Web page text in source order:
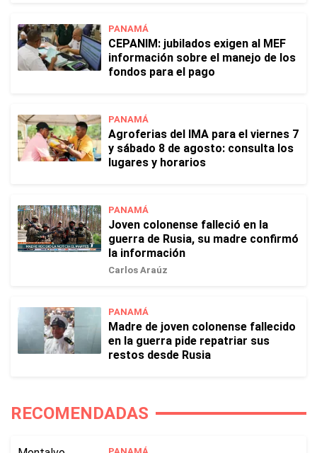
PANAMÁ
CEPANIM: jubilados exigen al MEF
información sobre el manejo de los
fondos para el pago
PANAMÁ
Agroferias del IMA para el viernes 7
y sábado 8 de agosto: consulta los
lugares y horarios
PANAMÁ
Joven colonense falleció en la
guerra de Rusia, su madre confirmó
la información
Carlos Araúz
PANAMÁ
Madre de joven colonense fallecido
en la guerra pide repatriar sus
restos desde Rusia
RECOMENDADAS